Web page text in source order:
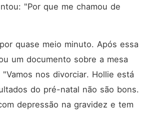
"Por que me chamou de
quase meio minuto. Após essa
um documento sobre a mesa
nos divorciar. Hollie está
do pré-natal não são bons.
depressão na gravidez e tem